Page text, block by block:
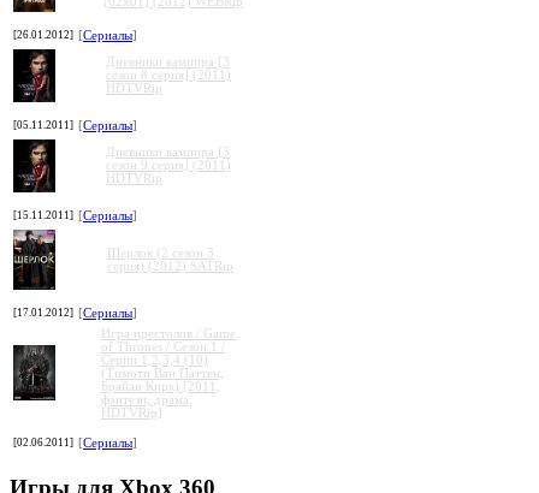
[26.01.2012] [Сериалы]
Дневники вампира [3
сезон 8 серия] (2011)
HDTVRip
[05.11.2011] [Сериалы]
Дневники вампира [3
сезон 9 серия] (2011)
HDTVRip
[15.11.2011] [Сериалы]
Шерлок (2 сезон 3
серия) (2012) SATRip
[17.01.2012] [Сериалы]
Игра престолов / Game
of Thrones / Сезон 1 /
Серии 1,2,3,4 (10)
(Тимоти Ван Паттен,
Брайан Кирк) [2011,
фэнтези, драма,
HDTVRip]
[02.06.2011] [Сериалы]
Игры для Xbox 360